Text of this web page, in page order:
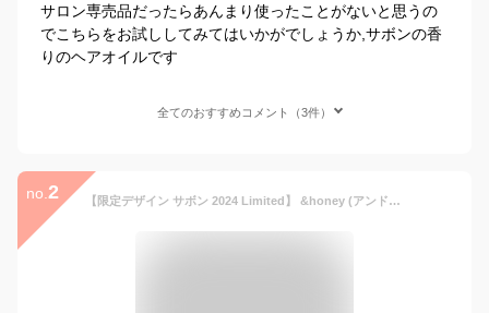
サロン専売品だったらあんまり使ったことがないと思うの
でこちらをお試ししてみてはいかがでしょうか,サボンの香
りのヘアオイルです
全てのおすすめコメント（3件）
no. 2 【限定デザイン サボン 2024 Limited】 &honey (アンドハニー) ピクシー サボン ヘアオイル 100ml | ヘアオイル